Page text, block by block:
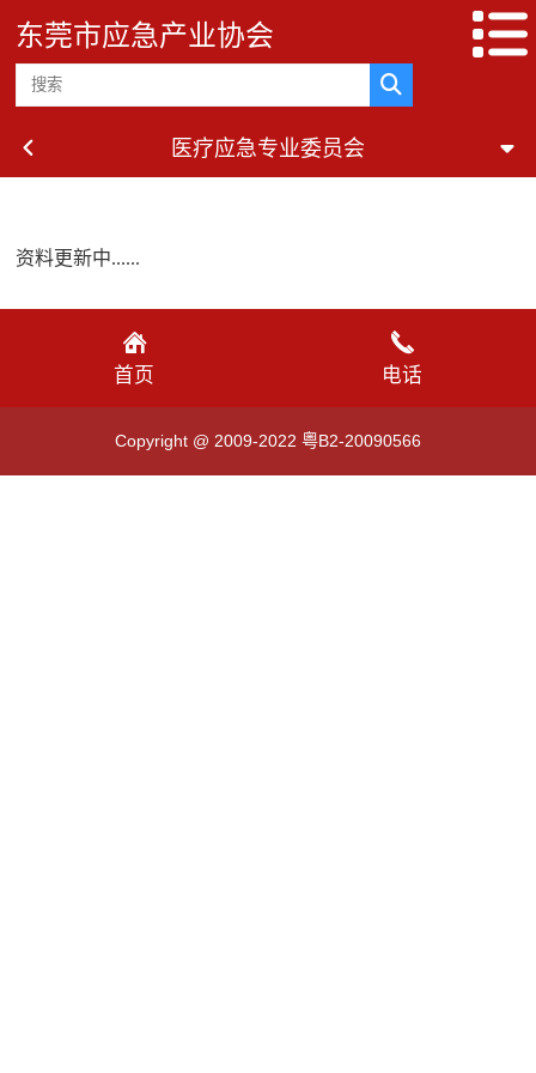
东莞市应急产业协会
医疗应急专业委员会
资料更新中......
首页 电话
Copyright @ 2009-2022 粤B2-20090566